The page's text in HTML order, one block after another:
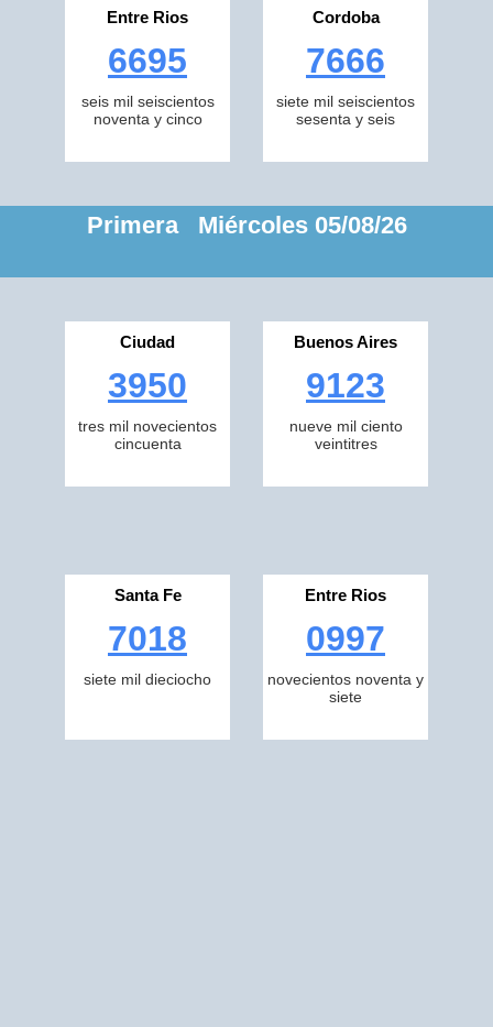
Entre Rios
6695
seis mil seiscientos
noventa y cinco
Cordoba
7666
siete mil seiscientos
sesenta y seis
Primera Miércoles 05/08/26
Ciudad
3950
tres mil novecientos
cincuenta
Buenos Aires
9123
nueve mil ciento
veintitres
Santa Fe
7018
siete mil dieciocho
Entre Rios
0997
novecientos noventa y
siete